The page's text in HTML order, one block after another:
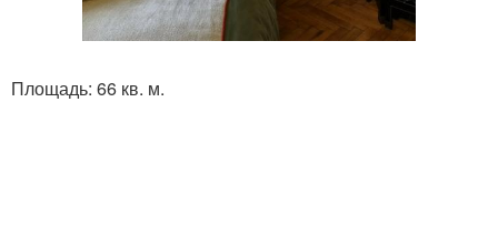
Площадь: 66 кв. м.